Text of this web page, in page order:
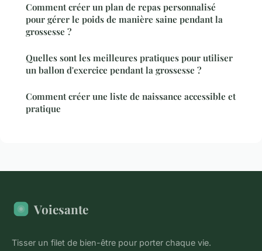
Comment créer un plan de repas personnalisé
pour gérer le poids de manière saine pendant la
grossesse ?
Quelles sont les meilleures pratiques pour utiliser
un ballon d'exercice pendant la grossesse ?
Comment créer une liste de naissance accessible et
pratique
Voiesante
Tisser un filet de bien-être pour porter chaque vie.